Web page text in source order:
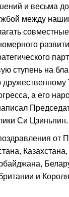
и весьма
между
ступень на
а его
Си Цзиньпин.
от
и